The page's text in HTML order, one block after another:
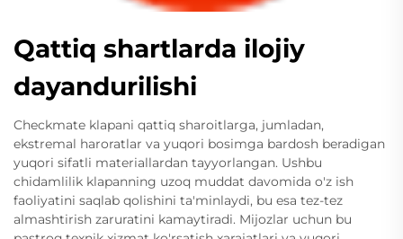
Qattiq shartlarda ilojiy
dayandurilishi
Checkmate klapani qattiq sharoitlarga, jumladan,
ekstremal haroratlar va yuqori bosimga bardosh beradigan
yuqori sifatli materiallardan tayyorlangan. Ushbu
chidamlilik klapanning uzoq muddat davomida o'z ish
faoliyatini saqlab qolishini ta'minlaydi, bu esa tez-tez
almashtirish zaruratini kamaytiradi. Mijozlar uchun bu